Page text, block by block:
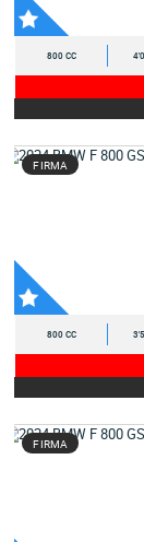
800 CC
FIRMA
800 CC
FIRMA